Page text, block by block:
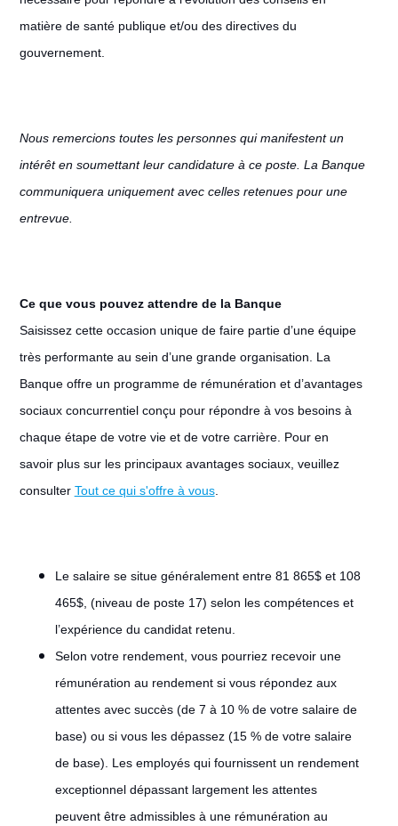
matière de santé publique et/ou des directives du
gouvernement.
Nous remercions toutes les personnes qui manifestent un
intérêt en soumettant leur candidature à ce poste. La Banque
communiquera uniquement avec celles retenues pour une
entrevue.
Ce que vous pouvez attendre de la Banque
Saisissez cette occasion unique de faire partie d’une équipe
très performante au sein d’une grande organisation. La
Banque offre un programme de rémunération et d’avantages
sociaux concurrentiel conçu pour répondre à vos besoins à
chaque étape de votre vie et de votre carrière. Pour en
savoir plus sur les principaux avantages sociaux, veuillez
consulter Tout ce qui s'offre à vous.
Le salaire se situe généralement entre 81 865$ et 108
465$, (niveau de poste 17) selon les compétences et
l’expérience du candidat retenu.
Selon votre rendement, vous pourriez recevoir une
rémunération au rendement si vous répondez aux
attentes avec succès (de 7 à 10 % de votre salaire de
base) ou si vous les dépassez (15 % de votre salaire
de base). Les employés qui fournissent un rendement
exceptionnel dépassant largement les attentes
peuvent être admissibles à une rémunération au